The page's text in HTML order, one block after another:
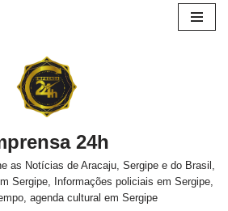
24h
as Notícias de Aracaju, Sergipe e do Brasil,
Sergipe, Informações policiais em Sergipe,
agenda cultural em Sergipe